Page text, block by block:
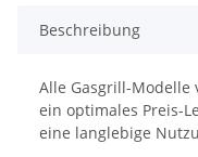
Beschreibung
Alle Gasgrill-Modelle
ein optimales Preis-
eine langlebige